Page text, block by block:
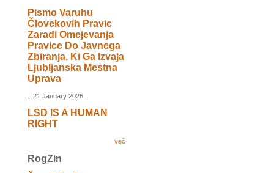
Pismo Varuhu
Človekovih Pravic
Zaradi Omejevanja
Pravice Do Javnega
Zbiranja, Ki Ga Izvaja
Ljubljanska Mestna
Uprava
...21 January 2026...
LSD IS A HUMAN
RIGHT
več
RogZin